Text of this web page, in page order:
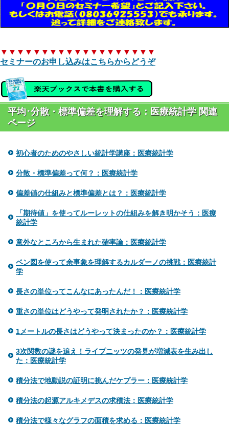
▼▼▼▼▼▼▼▼▼▼▼▼▼▼▼▼▼▼▼
セミナーのお申し込みはこちらからどうぞ
平均･分散・標準偏差を理解する：医療統計学 関連
ページ
初心者のためのやさしい統計学講座：医療統計学
分散・標準偏差って何？：医療統計学
偏差値の仕組みと標準偏差とは？：医療統計学
「期待値」を使ってルーレットの仕組みを解き明かそう：医療
統計学
意外なところから生まれた確率論：医療統計学
ベン図を使って余事象を理解するカルダーノの挑戦：医療統計
学
長さの単位ってこんなにあったんだ！：医療統計学
重さの単位はどうやって発明されたか？：医療統計学
1メートルの長さはどうやって決まったのか？：医療統計学
3次関数の謎を追え！ライプニッツの発見が増減表を生み出し
た：医療統計学
積分法で地動説の証明に挑んだケプラー：医療統計学
積分法の起源アルキメデスの求積法：医療統計学
積分法で様々なグラフの面積を求める：医療統計学